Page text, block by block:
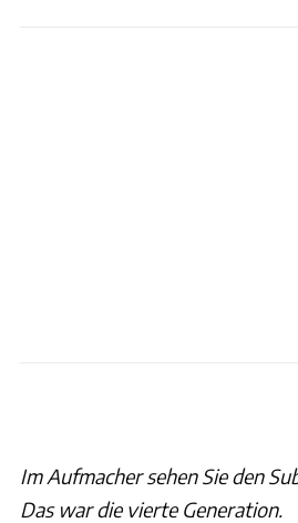
Im Aufmacher sehen Sie den
Das war die vierte Generation.